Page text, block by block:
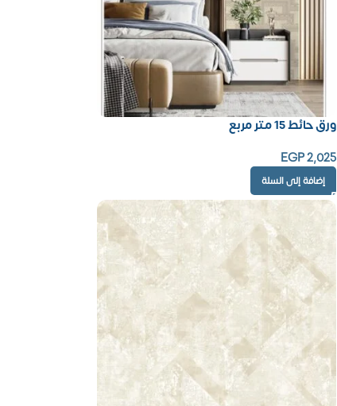
ورق حائط 15 متر مربع
EGP2,025
إضافة إلى السلة